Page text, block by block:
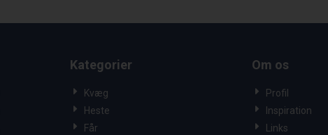
Kategorier
Kvæg
Heste
Får
Om os
Profil
Inspiration
Links